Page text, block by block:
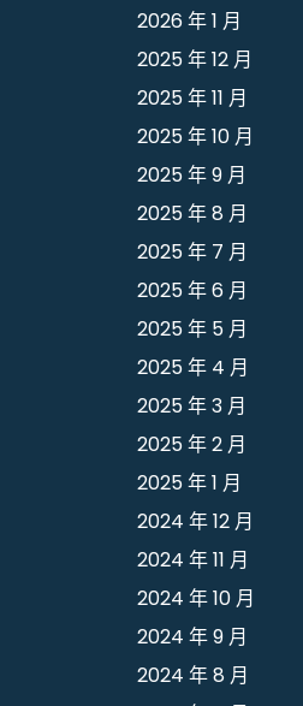
2026 年 1 月
2025 年 12 月
2025 年 11 月
2025 年 10 月
2025 年 9 月
2025 年 8 月
2025 年 7 月
2025 年 6 月
2025 年 5 月
2025 年 4 月
2025 年 3 月
2025 年 2 月
2025 年 1 月
2024 年 12 月
2024 年 11 月
2024 年 10 月
2024 年 9 月
2024 年 8 月